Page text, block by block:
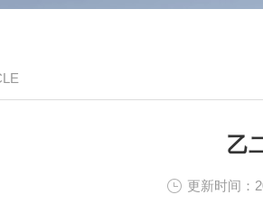
乙
更新时间